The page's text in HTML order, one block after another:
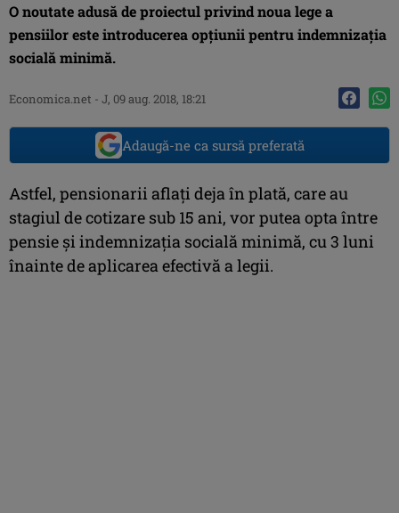
O noutate adusă de proiectul privind noua lege a
pensiilor este introducerea opțiunii pentru indemnizația
socială minimă.
Economica.net - J, 09 aug. 2018, 18:21
Adaugă-ne ca sursă preferată
Astfel, pensionarii aflați deja în plată, care au
stagiul de cotizare sub 15 ani, vor putea opta între
pensie și indemnizația socială minimă, cu 3 luni
înainte de aplicarea efectivă a legii.